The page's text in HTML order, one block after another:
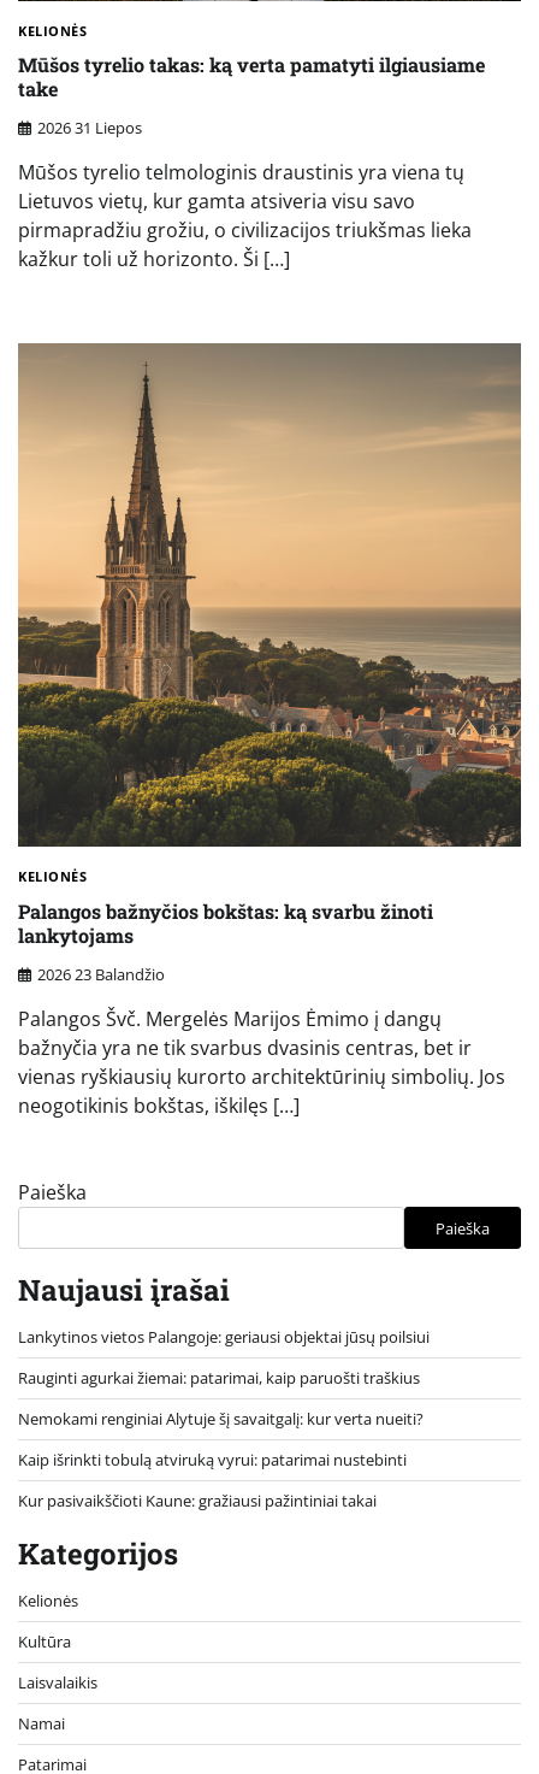
KELIONĖS
Mūšos tyrelio takas: ką verta pamatyti ilgiausiame
take
2026 31 Liepos
Mūšos tyrelio telmologinis draustinis yra viena tų
Lietuvos vietų, kur gamta atsiveria visu savo
pirmapradžiu grožiu, o civilizacijos triukšmas lieka
kažkur toli už horizonto. Ši […]
KELIONĖS
Palangos bažnyčios bokštas: ką svarbu žinoti
lankytojams
2026 23 Balandžio
Palangos Švč. Mergelės Marijos Ėmimo į dangų
bažnyčia yra ne tik svarbus dvasinis centras, bet ir
vienas ryškiausių kurorto architektūrinių simbolių. Jos
neogotikinis bokštas, iškilęs […]
Paieška
Paieška
Naujausi įrašai
Lankytinos vietos Palangoje: geriausi objektai jūsų poilsiui
Rauginti agurkai žiemai: patarimai, kaip paruošti traškius
Nemokami renginiai Alytuje šį savaitgalį: kur verta nueiti?
Kaip išrinkti tobulą atviruką vyrui: patarimai nustebinti
Kur pasivaikščioti Kaune: gražiausi pažintiniai takai
Kategorijos
Kelionės
Kultūra
Laisvalaikis
Namai
Patarimai